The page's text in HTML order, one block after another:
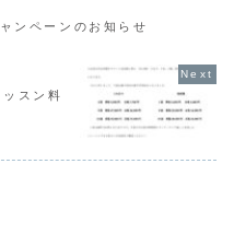
ンペーンのお知らせ
スン料